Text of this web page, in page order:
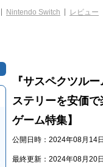
Nintendo Switch レビュー
『サスペクツル
ステリーを安価
ゲーム特集】
公開日時：2024年08月14
最終更新：2024年08月20